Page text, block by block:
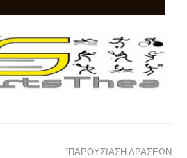
“ΠΑΡΟΥΣΙΑΣΗ ΔΡΑΣΕΩΝ